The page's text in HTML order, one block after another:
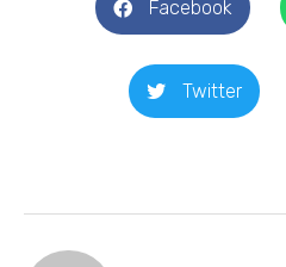
Facebook
Twitter